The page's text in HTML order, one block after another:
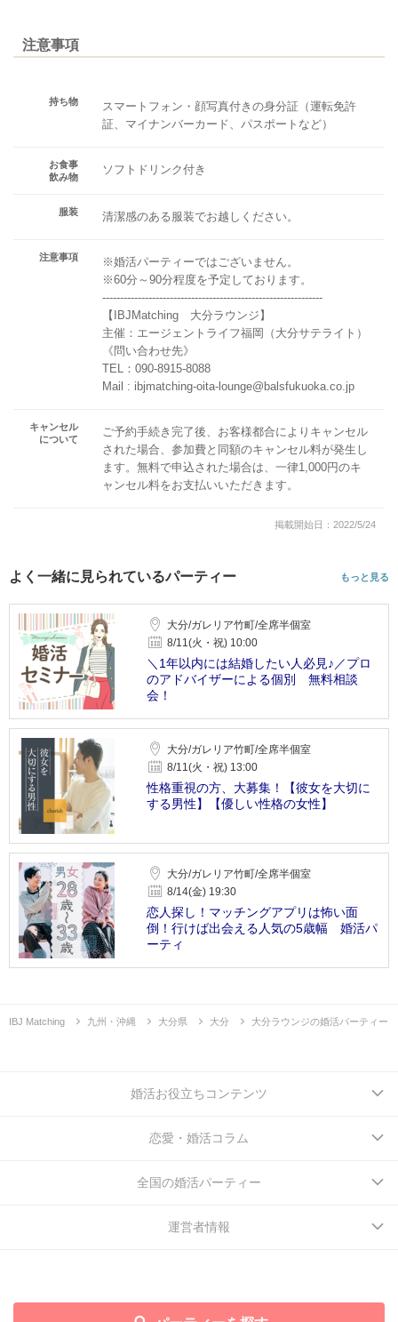
注意事項
持ち物
スマートフォン・顔写真付きの身分証（運転免許
証、マイナンバーカード、パスポートなど）
お食事
飲み物
ソフトドリンク付き
服装 清潔感のある服装でお越しください。
注意事項
※婚活パーティーではございません。
※60分～90分程度を予定しております。
--------------------------------------------------------------
【IBJMatching 大分ラウンジ】
主催：エージェントライフ福岡（大分サテライト）
《問い合わせ先》
TEL：090-8915-8088
Mail : ibjmatching-oita-lounge@balsfukuoka.co.jp
キャンセル
について
ご予約手続き完了後、お客様都合によりキャンセル
された場合、参加費と同額のキャンセル料が発生し
ます。無料で申込された場合は、一律1,000円のキ
ャンセル料をお支払いいただきます。
掲載開始日：2022/5/24
よく一緒に見られているパーティー もっと見る
大分/ガレリア竹町/全席半個室
8/11(火・祝) 10:00
＼1年以内には結婚したい人必見♪／プロ
のアドバイザーによる個別 無料相談
会！
大分/ガレリア竹町/全席半個室
8/11(火・祝) 13:00
性格重視の方、大募集！【彼女を大切に
する男性】【優しい性格の女性】
大分/ガレリア竹町/全席半個室
8/14(金) 19:30
恋人探し！マッチングアプリは怖い面
倒！行けば出会える人気の5歳幅 婚活パ
ーティ
IBJ Matching 九州・沖縄 大分県 大分 大分ラウンジの婚活パーティー
婚活お役立ちコンテンツ
恋愛・婚活コラム
全国の婚活パーティー
運営者情報